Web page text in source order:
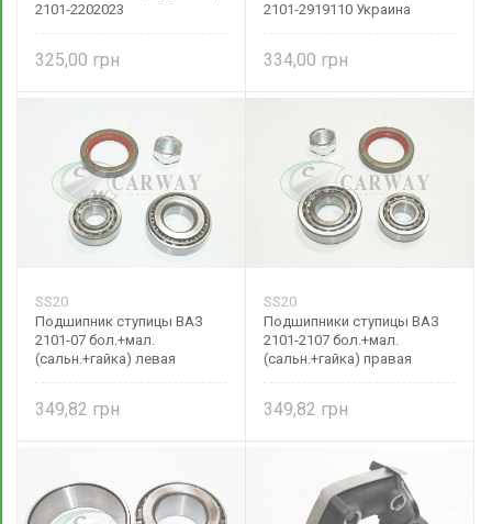
2101-2202023
325,00
2101-2919110 Украина
334,00
SS20
Подшипник ступицы ВАЗ
2101-07 бол.+мал.
(сальн.+гайка) левая
349,82
SS20
Подшипники ступицы ВАЗ
2101-2107 бол.+мал.
(сальн.+гайка) правая
349,82